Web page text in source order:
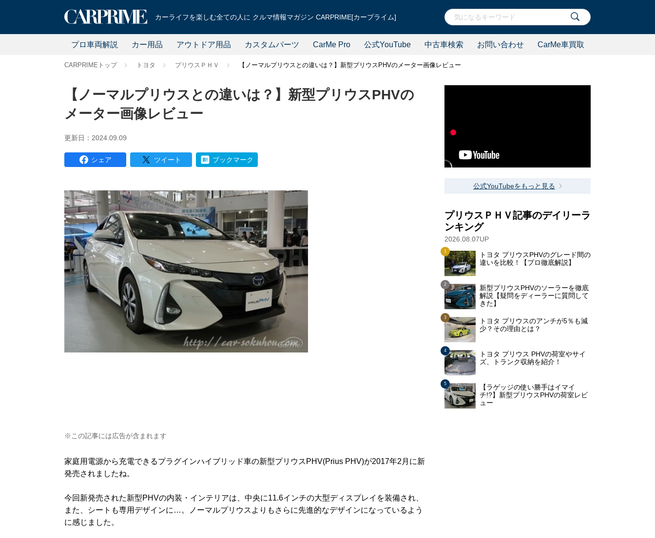
カーライフを楽しむ全ての人に クルマ情報マガジン CARPRIME[カープライム]
プロ車両解説 カー用品 アウトドア用品 カスタムパーツ CarMe Pro 公式YouTube 中古車検索 お問い合わせ CarMe車買取
CARPRIMEトップ トヨタ プリウスＰＨＶ 【ノーマルプリウスとの違いは？】新型プリウスPHVのメーター画像レビュー
【ノーマルプリウスとの違いは？】新型プリウスPHVの
メーター画像レビュー
更新日：2024.09.09
シェア ツイート ブックマーク
※この記事には広告が含まれます
家庭用電源から充電できるプラグインハイブリッド車の新型プリウスPHV(Prius PHV)が2017年2月に新
発売されましたね。
今回新発売された新型PHVの内装・インテリアは、中央に11.6インチの大型ディスプレイを装備され、
また、シートも専用デザインに…。ノーマルプリウスよりもさらに先進的なデザインになっているよう
に感じました。
公式YouTubeをもっと見る
プリウスＰＨＶ記事のデイリーラ
ンキング
2026.08.07UP
トヨタ プリウスPHVのグレード間の
違いを比較！【プロ徹底解説】
新型プリウスPHVのソーラーを徹底
解説【疑問をディーラーに質問して
きた】
トヨタ プリウスのアンチが5％も減
少？その理由とは？
トヨタ プリウス PHVの荷室やサイ
ズ、トランク収納を紹介！
【ラゲッジの使い勝手はイマイ
チ!?】新型プリウスPHVの荷室レビ
ュー